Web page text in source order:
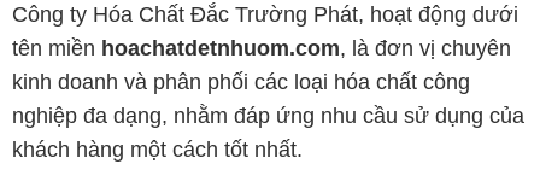
Công ty Hóa Chất Đắc Trường Phát, hoạt động dưới
tên miền hoachatdetnhuom.com, là đơn vị chuyên
kinh doanh và phân phối các loại hóa chất công
nghiệp đa dạng, nhằm đáp ứng nhu cầu sử dụng của
khách hàng một cách tốt nhất.